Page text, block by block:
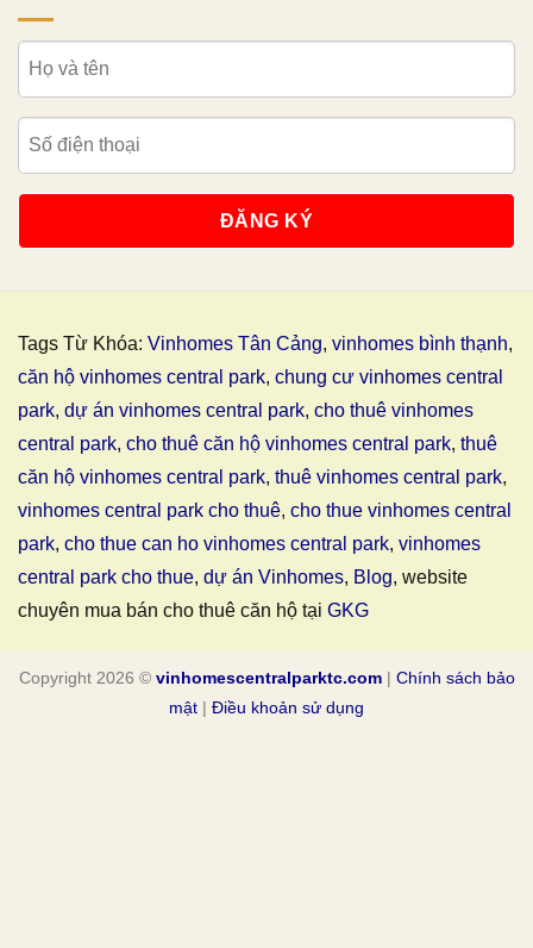
Tags Từ Khóa: Vinhomes Tân Cảng, vinhomes bình thạnh,
căn hộ vinhomes central park, chung cư vinhomes central
park, dự án vinhomes central park, cho thuê vinhomes
central park, cho thuê căn hộ vinhomes central park, thuê
căn hộ vinhomes central park, thuê vinhomes central park,
vinhomes central park cho thuê, cho thue vinhomes central
park, cho thue can ho vinhomes central park, vinhomes
central park cho thue, dự án Vinhomes, Blog, website
chuyên mua bán cho thuê căn hộ tại GKG
Copyright 2026 © vinhomescentralparktc.com| Chính sách bảo
mật | Điều khoản sử dụng